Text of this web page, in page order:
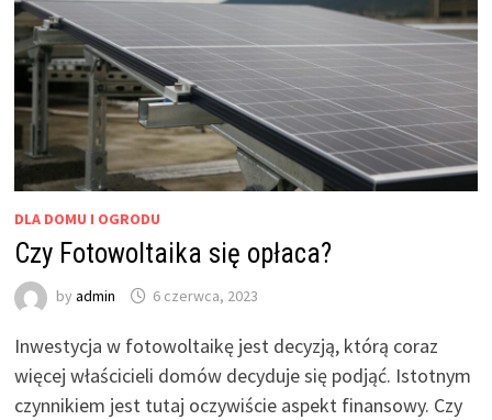
DLA DOMU I OGRODU
Czy Fotowoltaika się opłaca?
by admin 6 czerwca, 2023
Inwestycja w fotowoltaikę jest decyzją, którą coraz
więcej właścicieli domów decyduje się podjąć. Istotnym
czynnikiem jest tutaj oczywiście aspekt finansowy. Czy